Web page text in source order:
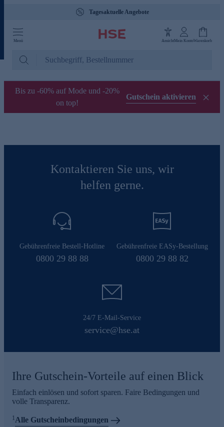
Tagesaktuelle Angebote
Menü AnsichtMein KontoWarenkorb
Bis zu -60% auf Mode und -20%
on top!
Gutschein aktivieren
Kontaktieren Sie uns, wir
helfen gerne.
Gebührenfreie Bestell-Hotline
0800 29 88 88
Gebührenfreie EASy-Bestellung
0800 29 88 82
24/7 E-Mail-Service
service@hse.at
Ihre Gutschein-Vorteile auf einen Blick
Einfach einlösen und sofort sparen. Faire Bedingungen und
volle Transparenz.
1Alle Gutscheinbedingungen